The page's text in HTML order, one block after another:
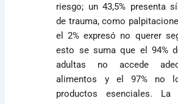
riesgo; un 43,5% presenta
de trauma, como
el 2% expresó no querer
esto se suma que el 94%
adultas no accede
alimentos y el 97% no
productos esenciales.